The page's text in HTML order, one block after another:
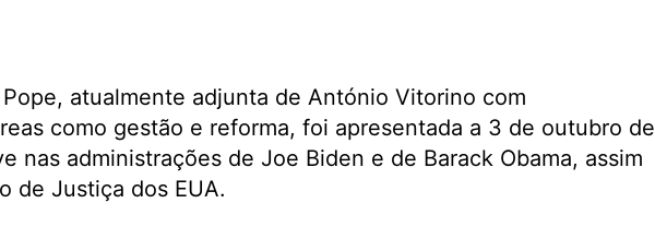
atualmente adjunta de António Vitorino com
como gestão e reforma, foi apresentada a 3 de outubro de
nas administrações de Joe Biden e de Barack Obama, assim
de Justiça dos EUA.